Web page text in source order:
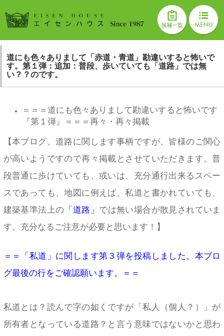
道にも色々ありまして「赤道・青道」勘違いすると怖いで
す。第１弾：追加：普段、歩いていても「道路」では無
い？？のです。
＝＝＝道にも色々ありまして勘違いすると怖いです
『第１弾』＝＝＝再々・再々掲載
【本ブログ、道路に関します事柄ですが、皆様のご関心
が高いようですので再々掲載とさせていただきます。普
段普通に歩けていても、或いは、充分通行出来るスペー
スであっても、地図に例えば、私道と書かれていても、
建築基準法上の 「道路」 では無い場合が散見されていま
す。充分なるご注意が必要と思います！】
＝＝「私道」に関します第３弾を投稿しました。本ブロ
グ最後の行をご確認願います。＝＝
私道とは？読んで字の如くですが「私人（個人？）」が
所有者となっている道路？と言う意味ではないかと思わ